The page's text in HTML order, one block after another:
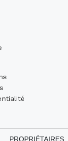
PROPRIÉTAIRES